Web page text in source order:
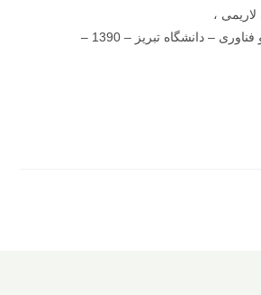
،
وزارت علوم، تحقیقات و فناوری – دانشگاه تبریز – 1390 –